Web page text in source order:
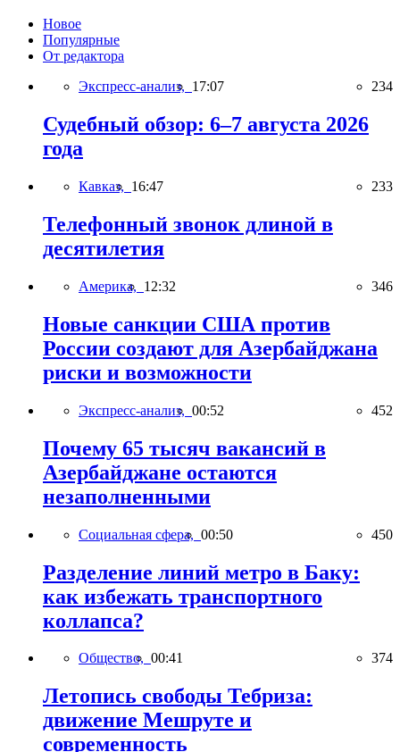
Новое
Популярные
От редактора
Экспресс-анализ, 17:07 234
Судебный обзор: 6–7 августа 2026
года
Кавказ, 16:47 233
Телефонный звонок длиной в
десятилетия
Америка, 12:32 346
Новые санкции США против
России создают для Азербайджана
риски и возможности
Экспресс-анализ, 00:52 452
Почему 65 тысяч вакансий в
Азербайджане остаются
незаполненными
Социальная сфера, 00:50 450
Разделение линий метро в Баку:
как избежать транспортного
коллапса?
Общество, 00:41 374
Летопись свободы Тебриза:
движение Мешруте и
современность